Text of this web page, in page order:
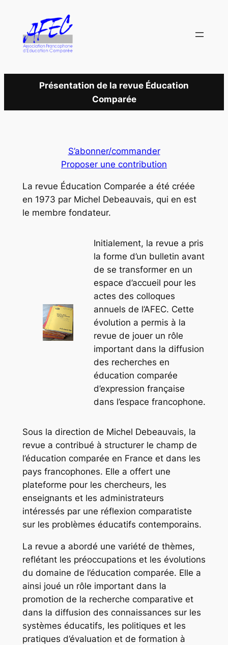
contenu
Présentation de la revue Éducation
Comparée
S’abonner/commander
Proposer une contribution
La revue Éducation Comparée a été créée
en 1973 par Michel Debeauvais, qui en est
le membre fondateur.
Initialement, la revue a pris
la forme d’un bulletin avant
de se transformer en un
espace d’accueil pour les
actes des colloques
annuels de l’AFEC. Cette
évolution a permis à la
revue de jouer un rôle
important dans la diffusion
des recherches en
éducation comparée
d’expression française
dans l’espace francophone.
Sous la direction de Michel Debeauvais, la
revue a contribué à structurer le champ de
l’éducation comparée en France et dans les
pays francophones. Elle a offert une
plateforme pour les chercheurs, les
enseignants et les administrateurs
intéressés par une réflexion comparatiste
sur les problèmes éducatifs contemporains.
La revue a abordé une variété de thèmes,
reflétant les préoccupations et les évolutions
du domaine de l’éducation comparée. Elle a
ainsi joué un rôle important dans la
promotion de la recherche comparative et
dans la diffusion des connaissances sur les
systèmes éducatifs, les politiques et les
pratiques d’évaluation et de formation à